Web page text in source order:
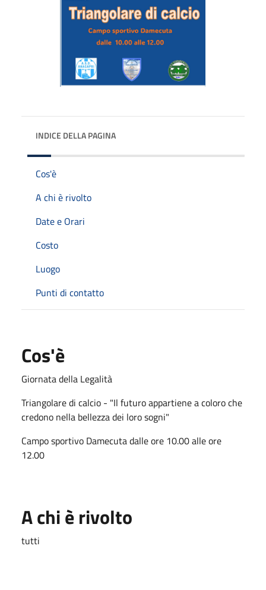
INDICE DELLA PAGINA
Cos'è
A chi è rivolto
Date e Orari
Costo
Luogo
Punti di contatto
Cos'è
Giornata della Legalità
Triangolare di calcio - "Il futuro appartiene a coloro che
credono nella bellezza dei loro sogni"
Campo sportivo Damecuta dalle ore 10.00 alle ore
12.00
A chi è rivolto
tutti